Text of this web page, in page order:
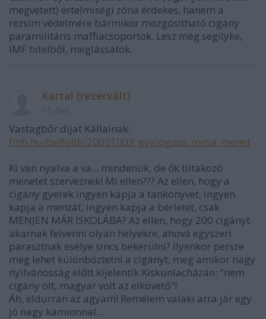
megvetett) értelmiségi zóna érdekes, hanem a
rezsim védelmére bármikor mozgósítható cigány
paramilitáris maffiacsoportok. Lesz még segílyke,
IMF hitelből, meglássátok.
Kartal (rezervált)
Vastagbőr díjat Kállainak:
fmh.hu/belfoldi/20091003_gyalogoso_roma_menet
Ki van nyalva a va... mindenük, de ők tiltakozó
menetet szerveznek! Mi ellen??? Az ellen, hogy a
cigány gyerek ingyen kapja a tankönyvet, ingyen
kapja a menzát, ingyen kapja a bérletet, csak
MENJEN MÁR ISKOLÁBA? Az ellen, hogy 200 cigányt
akarnak felvenni olyan helyekre, ahová egyszeri
parasztnak esélye sincs bekerülni? Ilyenkor persze
meg lehet különböztetni a cigányt, meg amikor nagy
nyilvánosság előtt kijelentik Kiskunlacházán: "nem
cigány ölt, magyar volt az elkövető"!
Áh, eldurran az agyam! Remélem valaki arra jár egy
jó nagy kamionnal...